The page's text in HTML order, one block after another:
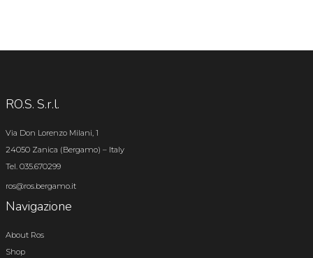
RO.S. S.r.l.
Via Don Lorenzo Milani, 1
24050 Zanica (Bergamo) – Italy
Tel. 035.670299
ros@ros.bergamo.it
Navigazione
About Ros
Shop